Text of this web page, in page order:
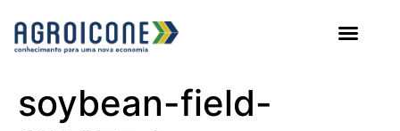
soybean-field-